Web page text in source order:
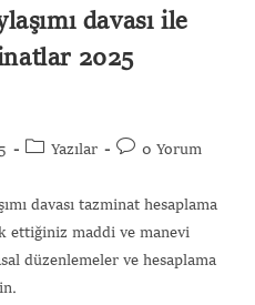
davası ile
2025
Yazılar 0 Yorum
davası tazminat hesaplama
ettiğiniz maddi ve manevi
düzenlemeler ve hesaplama